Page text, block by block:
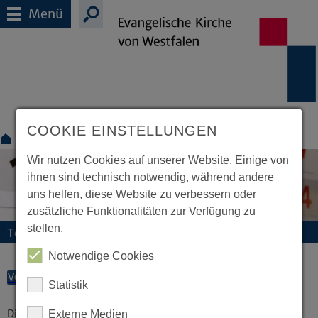
Menü
Termine
Termine und Veranstaltungen
VORLESEN
Diese Veranstaltung existiert nicht.
COOKIE EINSTELLUNGEN
Wir nutzen Cookies auf unserer Website. Einige von
ihnen sind technisch notwendig, während andere
uns helfen, diese Website zu verbessern oder
zusätzliche Funktionalitäten zur Verfügung zu
stellen.
Notwendige Cookies
Statistik
Externe Medien